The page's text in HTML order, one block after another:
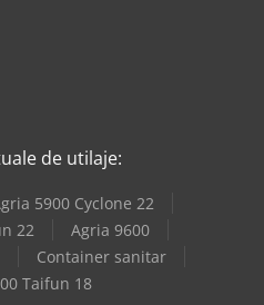
de utilaje:
5900 Cyclone 22
22
Agria 9600
Container sanitar
Taifun 18